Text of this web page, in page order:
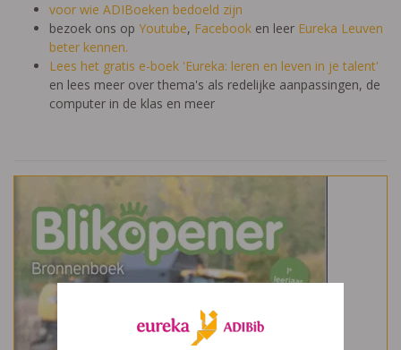
voor wie ADIBoeken bedoeld zijn
bezoek ons op Youtube, Facebook en leer Eureka Leuven
beter kennen.
Lees het gratis e-boek 'Eureka: leren en leven in je talent'
en lees meer over thema's als redelijke aanpassingen, de
computer in de klas en meer